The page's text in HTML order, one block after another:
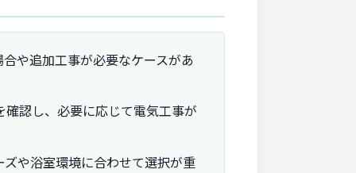
や追加工事が必要なケースがあ
認し、必要に応じて電気工事が
や浴室環境に合わせて選択が重